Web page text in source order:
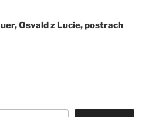
Osvald z Lucie, postrach